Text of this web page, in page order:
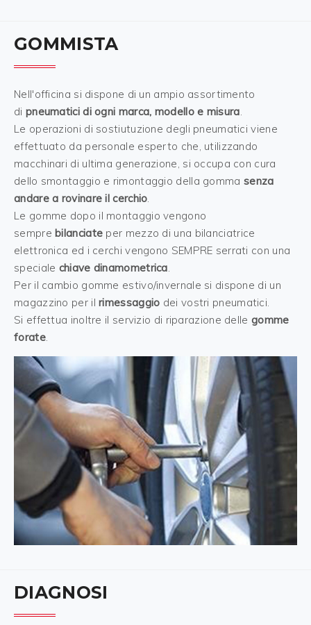
GOMMISTA
Nell'officina si dispone di un ampio assortimento
di pneumatici di ogni marca, modello e misura.
Le operazioni di sostiutuzione degli pneumatici viene
effettuato da personale esperto che, utilizzando
macchinari di ultima generazione, si occupa con cura
dello smontaggio e rimontaggio della gomma senza
andare a rovinare il cerchio.
Le gomme dopo il montaggio vengono
semprebilanciate per mezzo di una bilanciatrice
elettronica ed i cerchi vengono SEMPRE serrati con una
speciale chiave dinamometrica.
Per il cambio gomme estivo/invernale si dispone di un
magazzino per ilrimessaggio dei vostri pneumatici.
Si effettua inoltre il servizio di riparazione delle gomme
forate.
DIAGNOSI